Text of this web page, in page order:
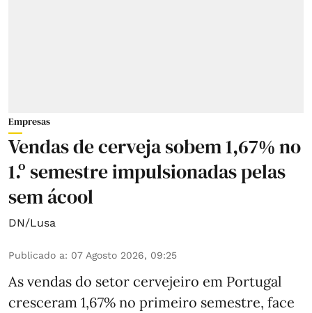
Empresas
Vendas de cerveja sobem 1,67% no
1.º semestre impulsionadas pelas
sem ácool
DN/Lusa
Publicado a: 07 Agosto 2026, 09:25
As vendas do setor cervejeiro em Portugal
cresceram 1,67% no primeiro semestre, face